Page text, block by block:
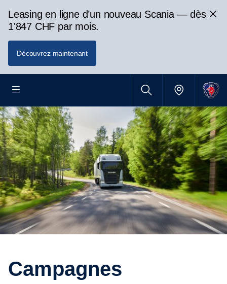
Leasing en ligne d’un nouveau Scania — dès
1'847 CHF par mois.
Découvrez maintenant
Campagnes